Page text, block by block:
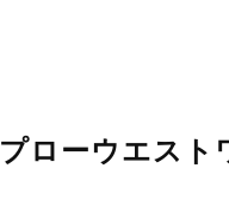
ローウエスト